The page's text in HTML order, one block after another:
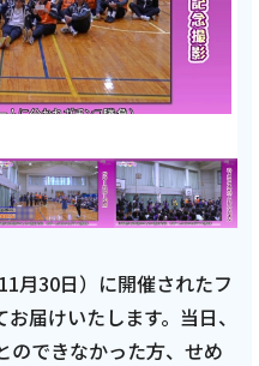
月30日）に開催されたフ
届けいたします。当日、
のできなかった方、せめ